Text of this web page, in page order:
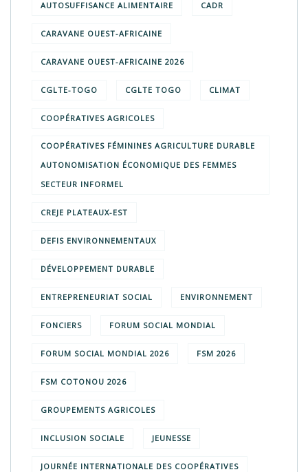
AUTOSUFFISANCE ALIMENTAIRE CADR
CARAVANE OUEST-AFRICAINE
CARAVANE OUEST-AFRICAINE 2026
CGLTE-TOGO CGLTE TOGO CLIMAT
COOPÉRATIVES AGRICOLES
COOPÉRATIVES FÉMININES AGRICULTURE DURABLE
AUTONOMISATION ÉCONOMIQUE DES FEMMES
SECTEUR INFORMEL
CREJE PLATEAUX-EST
DEFIS ENVIRONNEMENTAUX
DÉVELOPPEMENT DURABLE
ENTREPRENEURIAT SOCIAL ENVIRONNEMENT
FONCIERS FORUM SOCIAL MONDIAL
FORUM SOCIAL MONDIAL 2026 FSM 2026
FSM COTONOU 2026
GROUPEMENTS AGRICOLES
INCLUSION SOCIALE JEUNESSE
JOURNÉE INTERNATIONALE DES COOPÉRATIVES